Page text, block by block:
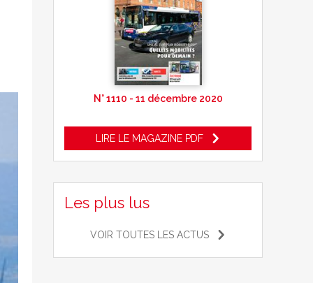
N° 1110 - 11 décembre 2020
LIRE LE MAGAZINE PDF
Les plus lus
VOIR TOUTES LES ACTUS